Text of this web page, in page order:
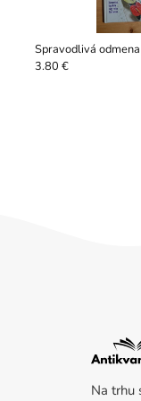
Spravodlivá odmena
3.80 €
Na trhu